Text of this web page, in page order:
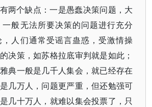
两个缺点：一是愚蠢决策问题，大
般无法所要决策的问题进行充分
人们通常受谣言蛊惑，受激情操
决策，如苏格拉底审判就是如此；
典一般是几千人集会，就已经存在
几万人，问题更严重，但还勉强可
几十万人，就难以集会投票了，只